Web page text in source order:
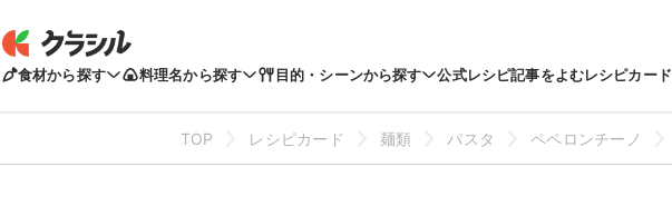
食材から探す 料理名から探す 目的・シーンから探す 公式レシピ記事をよむレシピカード
TOP レシピカード 麺類 パスタ ペペロンチーノ